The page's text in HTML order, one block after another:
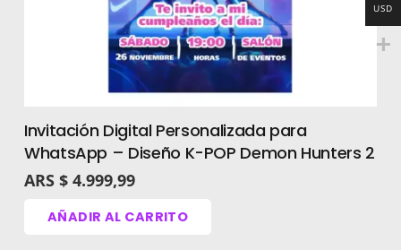
¿Prefieres que lo
hagamos nosotros?
Si no tienes tiempo
para editar,
ofrecemos un
servicio de
personalización
Invitación Digital Personalizada para
WhatsApp – Diseño K-POP Demon Hunters 2
ARS $ 4.999,99
AÑADIR AL CARRITO
USD